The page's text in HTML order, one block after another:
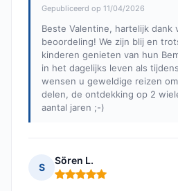
Gepubliceerd op 11/04/2026
Beste Valentine, hartelijk dank
beoordeling! We zijn blij en
kinderen genieten van hun
in het dagelijks leven als
wensen u geweldige reizen
delen, de ontdekking op 2
aantal jaren ;-)
S
Sören L.
Opmerking: 5 van 5